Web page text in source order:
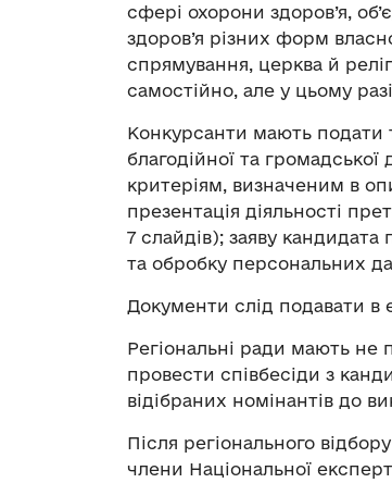
сфері охорони здоров’я,
здоров’я різних форм
спрямування, церква й
самостійно, але у цьому
Конкурсанти мають подати
благодійної та громадської
критеріям, визначеним в
презентація діяльності
7 слайдів); заяву кандидата
та обробку персональних
Документи слід подавати в
Регіональні ради мають не
провести співбесіди з
відібраних номінантів до
Після регіонального
члени Національної